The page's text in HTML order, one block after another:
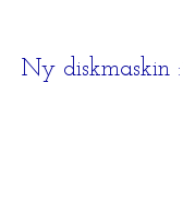
Ny diskmaskin